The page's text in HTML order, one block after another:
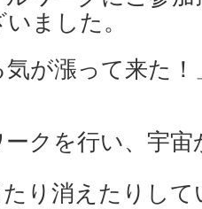
ました。
気が漲って来た
クを行い、宇
り消えたりし